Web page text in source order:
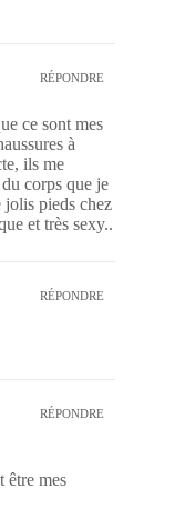
RÉPONDRE
ce sont mes
à
ils me
corps que je
jolis pieds chez
et très sexy..
RÉPONDRE
RÉPONDRE
être mes